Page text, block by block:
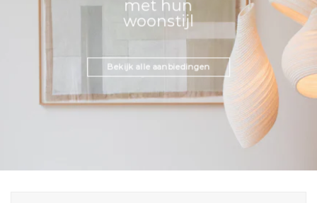
met hun
woonstijl
Bekijk alle aanbiedingen